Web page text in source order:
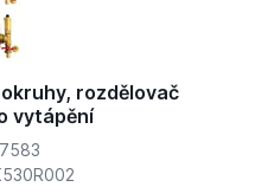
okruhy, rozdělovač
vytápění